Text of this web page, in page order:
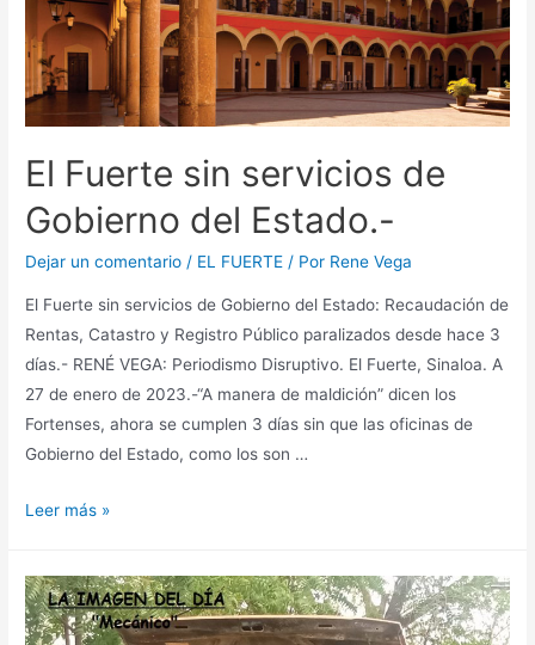
El Fuerte sin servicios de
Gobierno del Estado.-
Dejar un comentario / EL FUERTE / Por Rene Vega
El Fuerte sin servicios de Gobierno del Estado: Recaudación de
Rentas, Catastro y Registro Público paralizados desde hace 3
días.- RENÉ VEGA: Periodismo Disruptivo. El Fuerte, Sinaloa. A
27 de enero de 2023.-“A manera de maldición” dicen los
Fortenses, ahora se cumplen 3 días sin que las oficinas de
Gobierno del Estado, como los son …
Leer más »